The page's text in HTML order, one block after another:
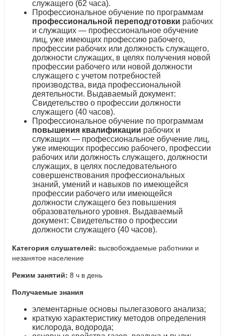
служащего (62 часа).
Профессиональное обучение по программам
профессиональной переподготовки рабочих
и служащих — профессиональное обучение
лиц, уже имеющих профессию рабочего,
профессии рабочих или должность служащего,
должности служащих, в целях получения новой
профессии рабочего или новой должности
служащего с учетом потребностей
производства, вида профессиональной
деятельности. Выдаваемый документ:
Свидетельство о профессии должности
служащего (40 часов).
Профессиональное обучение по программам
повышения квалификации рабочих и
служащих — профессиональное обучение лиц,
уже имеющих профессию рабочего, профессии
рабочих или должность служащего, должности
служащих, в целях последовательного
совершенствования профессиональных
знаний, умений и навыков по имеющейся
профессии рабочего или имеющейся
должности служащего без повышения
образовательного уровня. Выдаваемый
документ: Свидетельство о профессии
должности служащего (40 часов).
Категория слушателей: высвобождаемые работники и
незанятое население
Режим занятий: 8 ч в день
Получаемые знания
элементарные основы пылегазового анализа;
краткую характеристику методов определения
кислорода, водорода;